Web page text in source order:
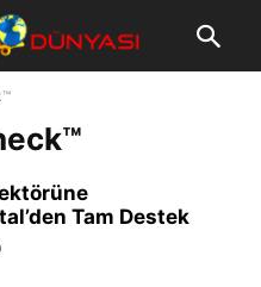
Tam Destek